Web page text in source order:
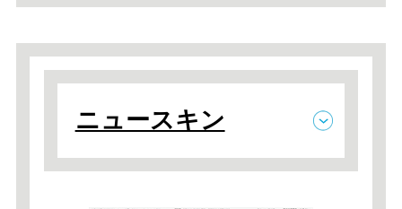
ニュースキン